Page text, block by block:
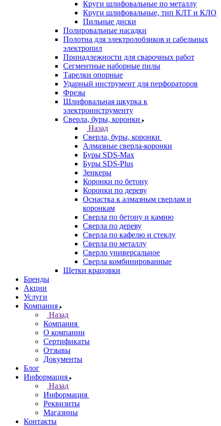
Круги шлифовальные по металлу
Круги шлифовальные, тип КЛТ и КЛО
Пильные диски
Полировальные насадки
Полотна для электролобзиков и сабельных
электропил
Принадлежности для сварочных работ
Сегментные наборные пилы
Тарелки опорные
Ударный инструмент для перфораторов
Фрезы
Шлифовальная шкурка к
электроинструменту
Сверла, буры, коронки
Назад
Сверла, буры, коронки
Алмазные сверла-коронки
Буры SDS-Max
Буры SDS-Plus
Зенкеры
Коронки по бетону
Коронки по дереву
Оснастка к алмазным сверлам и
коронкам
Сверла по бетону и камню
Сверла по дереву
Сверла по кафелю и стеклу
Сверла по металлу
Сверло универсальное
Сверла комбинированные
Щетки крацовки
Бренды
Акции
Услуги
Компания
Назад
Компания
О компании
Сертификаты
Отзывы
Документы
Блог
Информация
Назад
Информация
Реквизиты
Магазины
Контакты